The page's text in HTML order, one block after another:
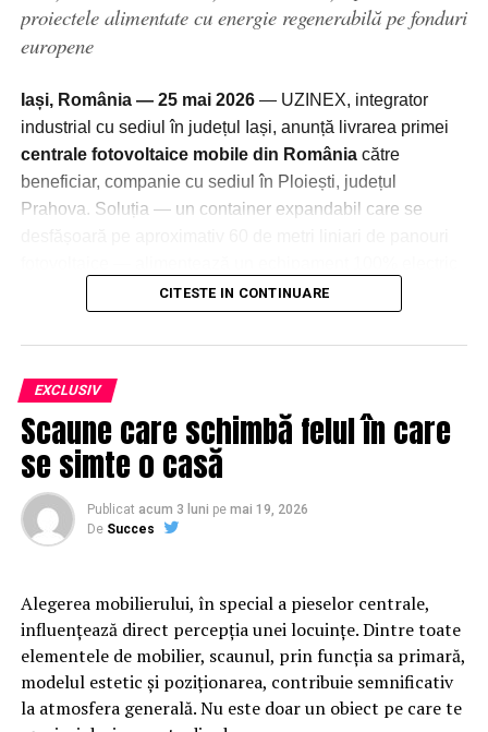
proiectele alimentate cu energie regenerabilă pe fonduri
europene
Iași, România — 25 mai 2026— UZINEX, integrator
industrial cu sediul în județul Iași, anunță livrarea primei
centrale fotovoltaice mobile din Româniacătre
beneficiar, companie cu sediul în Ploiești, județul
Prahova. Soluția — un container expandabil care se
de subtraversări orizontale, eligibil pentru finanțări din
fonduri europene.
O soluție pentru un decalaj structural al
finanțărilor europene
Legislația actuală a Uniunii Europene impune ca echipamentele
achiziționate din fonduri europene și prin Programul Național de
Redresare și Reziliență (PNRR) să fie 100% electrice, fără emisii
directe. Această cerință a creat un decalaj operațional:
șantiere izolate, acolo unde rețeaua publică de energie electrică
lipsește sau este insuficientă, iar soluțiile clasice de alimentare —
generatoarele diesel — contravin chiar principiului pentru care s-
au cheltuit banii europeni.
CITESTE IN CONTINUARE
EXCLUSIV
Scaune care schimbă felul în care
se simte o casă
Publicat acum 3 luni pe mai 19, 2026
De Succes
Alegerea mobilierului, în special a pieselor centrale,
influențează direct percepția unei locuințe. Dintre toate
elementele de mobilier, scaunul, prin funcția sa primară,
modelul estetic și poziționarea, contribuie semnificativ
la atmosfera generală. Nu este doar un obiect pe care te